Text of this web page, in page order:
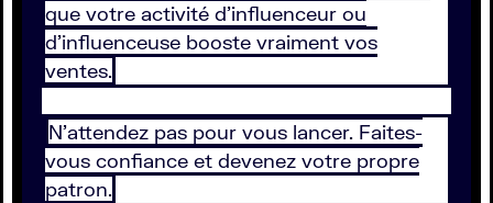
que votre activité d’influenceur ou
d’influenceuse booste vraiment vos
ventes.
N’attendez pas pour vous lancer. Faites-
vous confiance et devenez votre propre
patron.